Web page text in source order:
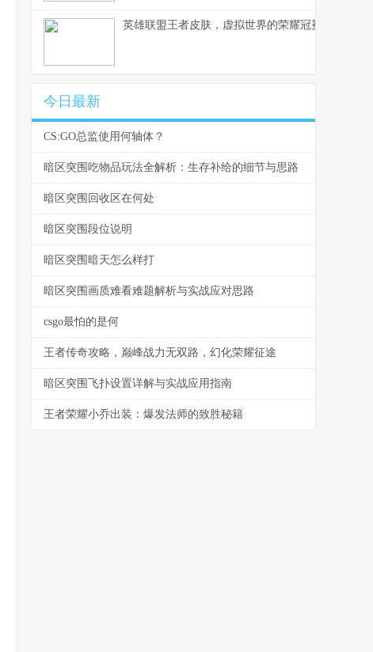
英雄联盟王者皮肤，虚拟世界的荣耀冠冕——资深
今日最新
CS:GO总监使用何轴体？
暗区突围吃物品玩法全解析：生存补给的细节与思路
暗区突围回收区在何处
暗区突围段位说明
暗区突围暗天怎么样打
暗区突围画质难看难题解析与实战应对思路
csgo最怕的是何
王者传奇攻略，巅峰战力无双路，幻化荣耀征途
暗区突围飞扑设置详解与实战应用指南
王者荣耀小乔出装：爆发法师的致胜秘籍